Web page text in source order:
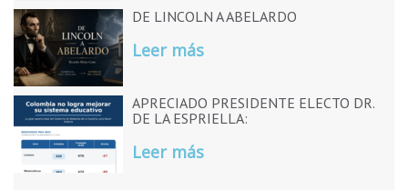
DE LINCOLN A ABELARDO
Leer más
APRECIADO PRESIDENTE ELECTO DR.
DE LA ESPRIELLA:
Leer más